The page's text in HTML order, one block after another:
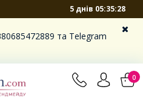
5 днів 05:35:27
та Telegram
0